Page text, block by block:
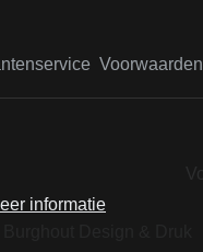
Voorwaarden
informatie